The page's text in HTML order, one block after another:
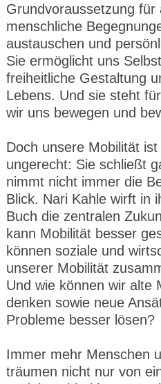
Grundvoraussetzung für
menschliche
austauschen und
Sie ermöglicht uns
freiheitliche Gestaltung
Lebens. Und sie steht
wir uns bewegen und
Doch unsere Mobilität
ungerecht: Sie schließt
nimmt nicht immer die
Blick. Nari Kahle wirft in
Buch die zentralen
kann Mobilität besser
können soziale und
unserer Mobilität
Und wie können wir alte
denken sowie neue
Probleme besser lösen?
Immer mehr Menschen
träumen nicht nur von